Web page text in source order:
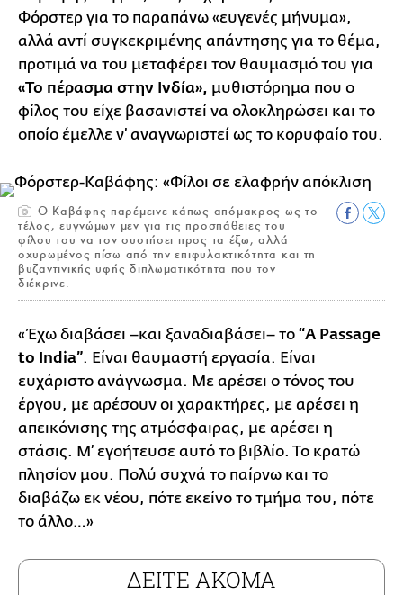
Φόρστερ για το παραπάνω «ευγενές μήνυμα»,
αλλά αντί συγκεκριμένης απάντησης για το θέμα,
προτιμά να του μεταφέρει τον θαυμασμό του για
«Το πέρασμα στην Ινδία», μυθιστόρημα που ο
φίλος του είχε βασανιστεί να ολοκληρώσει και το
οποίο έμελλε ν’ αναγνωριστεί ως το κορυφαίο του.
Ο Καβάφης παρέμεινε κάπως απόμακρος ως το
τέλος, ευγνώμων μεν για τις προσπάθειες του
φίλου του να τον συστήσει προς τα έξω, αλλά
οχυρωμένος πίσω από την επιφυλακτικότητα και τη
βυζαντινικής υφής διπλωματικότητα που τον
διέκρινε.
«Έχω διαβάσει –και ξαναδιαβάσει– το “A Passage
to India”. Είναι θαυμαστή εργασία. Είναι
ευχάριστο ανάγνωσμα. Με αρέσει ο τόνος του
έργου, με αρέσουν οι χαρακτήρες, με αρέσει η
απεικόνισης της ατμόσφαιρας, με αρέσει η
στάσις. Μ’ εγοήτευσε αυτό το βιβλίο. Το κρατώ
πλησίον μου. Πολύ συχνά το παίρνω και το
διαβάζω εκ νέου, πότε εκείνο το τμήμα του, πότε
το άλλο…»
ΔΕΙΤΕ ΑΚΟΜΑ